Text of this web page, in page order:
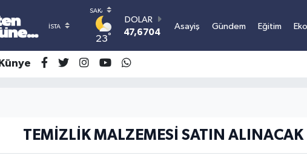
23°
DOLAR
47,6704
55,0406
13.799
70
Asayiş Gündem Eğitim
Künye
TEMİZLİK MALZEMESİ SATIN ALINACAK